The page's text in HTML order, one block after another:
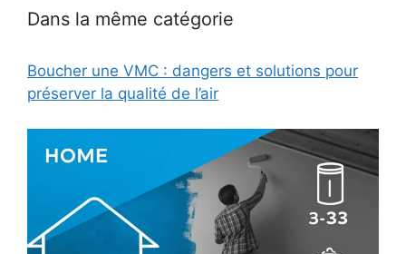
Dans la même catégorie
Boucher une VMC : dangers et solutions pour
préserver la qualité de l’air